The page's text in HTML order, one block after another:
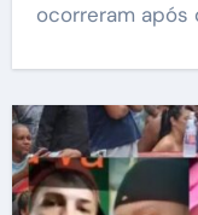
ocorreram após